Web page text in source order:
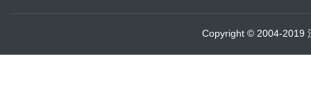
Copyright © 2004-2019